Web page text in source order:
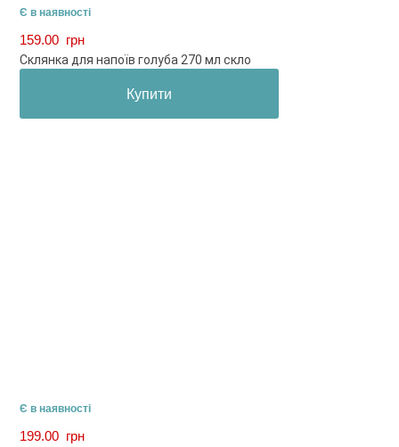
Є в наявності
159.00 грн
Склянка для напоїв голуба 270 мл скло
Купити
Є в наявності
199.00 грн